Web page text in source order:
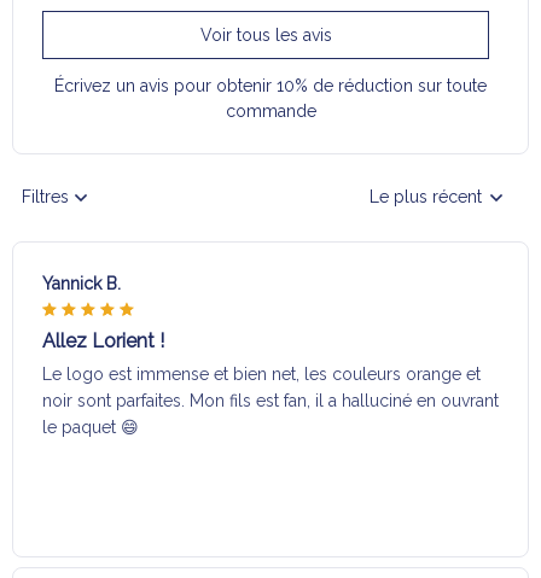
Voir tous les avis
Écrivez un avis pour obtenir 10% de réduction sur toute
commande
Filtres Le plus récent
Yannick B.
Allez Lorient !
Le logo est immense et bien net, les couleurs orange et
noir sont parfaites. Mon fils est fan, il a halluciné en ouvrant
le paquet 😄